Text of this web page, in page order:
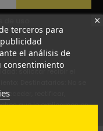
solicitar recibir el
Destinatarios: No se
rectificar,
que le explicamos en
terceros para
el análisis de
consentimiento